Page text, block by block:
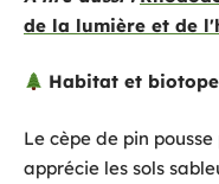
de la lumière et de
Habitat et biotope
Le cèpe de pin
apprécie les sols